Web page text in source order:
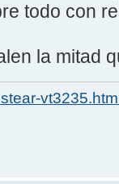
todo con
la mitad